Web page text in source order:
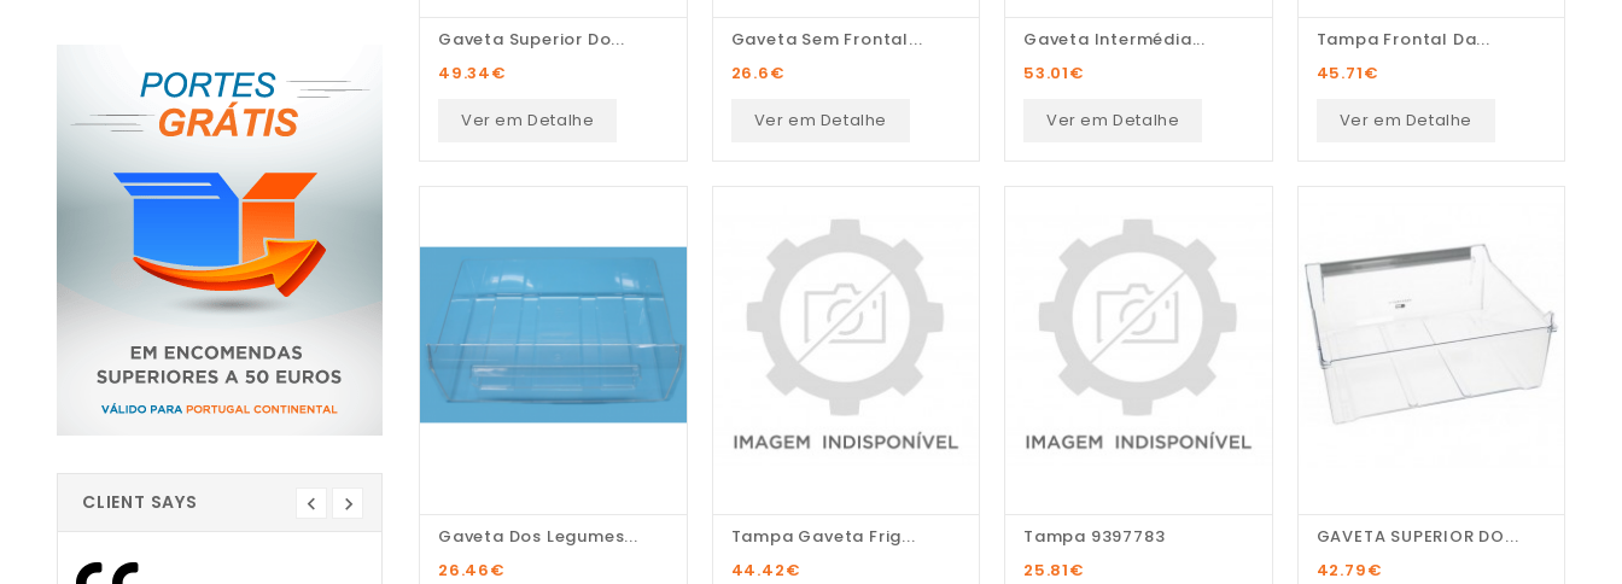
CLIENT SAYS
Gaveta Superior Do...
49.34€
Ver em Detalhe
Gaveta Sem Frontal...
26.6€
Ver em Detalhe
Gaveta Intermédia...
53.01€
Ver em Detalhe
Tampa Frontal Da...
45.71€
Ver em Detalhe
Gaveta Dos Legumes...
26.46€
Tampa Gaveta Frig...
44.42€
Tampa 9397783
25.81€
GAVETA SUPERIOR DO...
42.79€